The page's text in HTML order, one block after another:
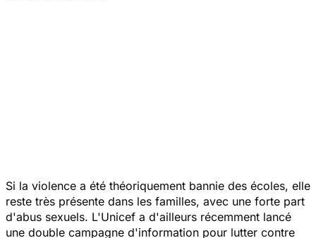
Si la violence a été théoriquement bannie des écoles, elle
reste très présente dans les familles, avec une forte part
d'abus sexuels. L'Unicef a d'ailleurs récemment lancé
une double campagne d'information pour lutter contre